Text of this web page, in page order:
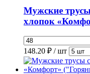
Мужские
хлопок
148.20 ₽ / шт